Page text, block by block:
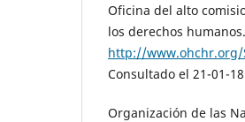
Oficina del alto
los derechos
http://www.ohchr.org/
Consultado el 21-01-
Organización de las